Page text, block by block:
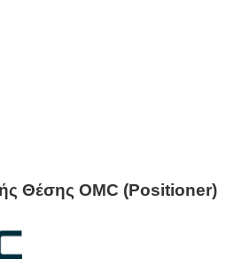
Θέσης OMC (Positioner)